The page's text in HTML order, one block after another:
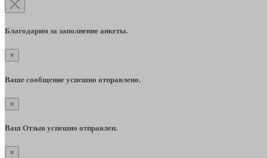
Благодарим за заполнение анкеты.
×
Ваше сообщение успешно отправлено.
×
Ваш Отзыв успешно отправлен.
×